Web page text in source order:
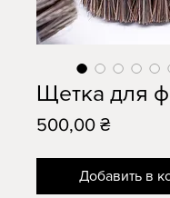
Щетка для
500,00 ₴Цена
Добавить в